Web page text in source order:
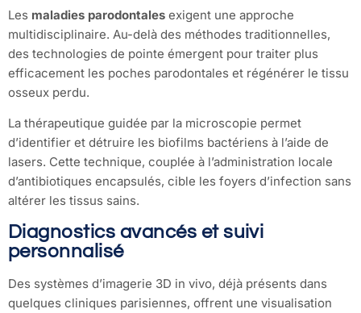
Les maladies parodontales exigent une approche
multidisciplinaire. Au-delà des méthodes traditionnelles,
des technologies de pointe émergent pour traiter plus
efficacement les poches parodontales et régénérer le tissu
osseux perdu.
La thérapeutique guidée par la microscopie permet
d’identifier et détruire les biofilms bactériens à l’aide de
lasers. Cette technique, couplée à l’administration locale
d’antibiotiques encapsulés, cible les foyers d’infection sans
altérer les tissus sains.
Diagnostics avancés et suivi
personnalisé
Des systèmes d’imagerie 3D in vivo, déjà présents dans
quelques cliniques parisiennes, offrent une visualisation